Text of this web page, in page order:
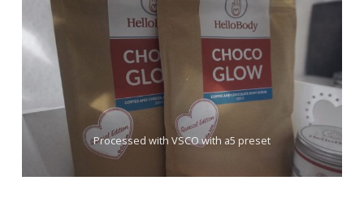
Processed with VSCO with a5 preset